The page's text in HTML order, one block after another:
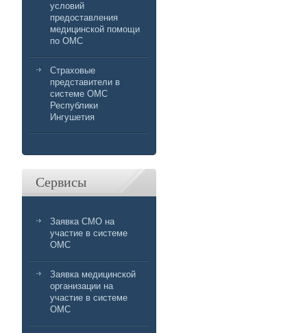
условий
предоставления
медицинской помощи
по ОМС
Страховые
представители в
системе ОМС
Республики
Ингушетия
Сервисы
Заявка СМО на
участие в системе
ОМС
Заявка медицинской
организации на
участие в системе
ОМС